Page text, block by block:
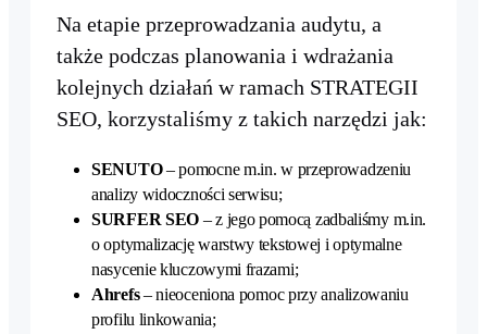
Na etapie przeprowadzania audytu, a
także podczas planowania i wdrażania
kolejnych działań w ramach STRATEGII
SEO, korzystaliśmy z takich narzędzi jak:
SENUTO– pomocne m.in. w przeprowadzeniu
analizy widoczności serwisu;
SURFER SEO – z jego pomocą zadbaliśmy m.in.
o optymalizację warstwy tekstowej i optymalne
nasycenie kluczowymi frazami;
Ahrefs– nieoceniona pomoc przy analizowaniu
profilu linkowania;